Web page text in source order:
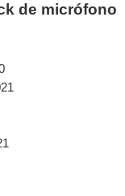
de micrófono